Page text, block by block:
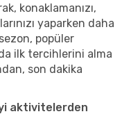
konaklamanızı,
yaparken daha
popüler
ilk tercihlerini alma
son dakika
aktivitelerden